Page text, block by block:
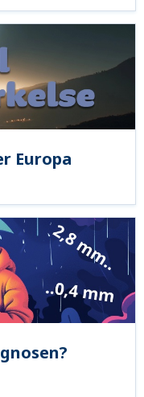
Europa